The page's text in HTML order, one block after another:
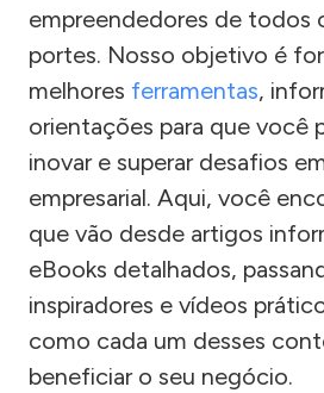
empreendedores de todos
portes. Nosso objetivo é
melhores ferramentas,
orientações para que você
inovar e superar desafios
empresarial. Aqui, você
que vão desde artigos
eBooks detalhados,
inspiradores e vídeos
como cada um desses
beneficiar o seu negócio.